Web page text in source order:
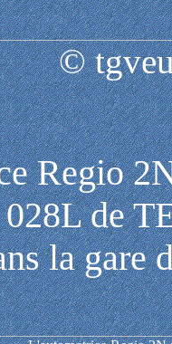
©
Regio
028L de
la gare